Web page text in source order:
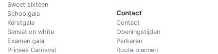
Sweet sixteen
Schoolgala
Kerstgala
Sensation white
Examen gala
Prinses Carnaval
Contact
Contact
Openingstijden
Parkeren
Route plannen